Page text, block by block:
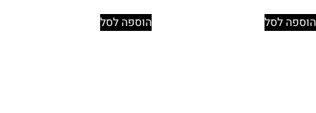
הוספה לסל
הוספה לסל